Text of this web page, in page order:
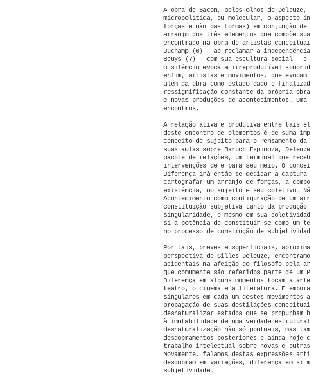
A obra de Bacon, pelos olhos de
micropolítica, ou molecular, o aspecto
forças e não das formas) em conjunção
arranjo dos três elementos que compõe sua
encontrado na obra de artistas
Duchamp (6) – ao reclamar a
Beuys (7) – com sua escultura social – e
o silêncio evoca a irreprodutível
enfim, artistas e movimentos, que
além da obra como estado dado e
ressignificação constante da própria
e novas produções de acontecimentos.
encontros.
A relação ativa e produtiva entre tais
deste encontro de elementos é de suma
conceito de sujeito para o Pensamento da
suas aulas sobre Baruch Espinoza,
pacote de relações, um terminal que
intervenções de e para seu meio. O
Diferença irá então se dedicar a captura
cartografar um arranjo de forças, a
existência, no sujeito e seu coletivo.
Acontecimento como configuração de um
constituição subjetiva tanto da
singularidade, e mesmo em sua
si a potência de constituir-se como um
no processo de construção de
Por tais, breves e superficiais,
perspectiva de Gilles Deleuze,
acidentais na afeição do filosofo pela
que comumente são referidos parte de um
Diferença em alguns momentos tocam a
teatro, o cinema e a literatura. E
singulares em cada um destes
propagação de suas destilações
desnaturalizar estados que se propunham
à imutabilidade de uma verdade
desnaturalização não só pontuais, mas
desdobramentos posteriores e ainda
trabalho intelectual sobre novas e
Novamente, falamos destas expressões
desdobram em variações, diferença em si
subjetividade.